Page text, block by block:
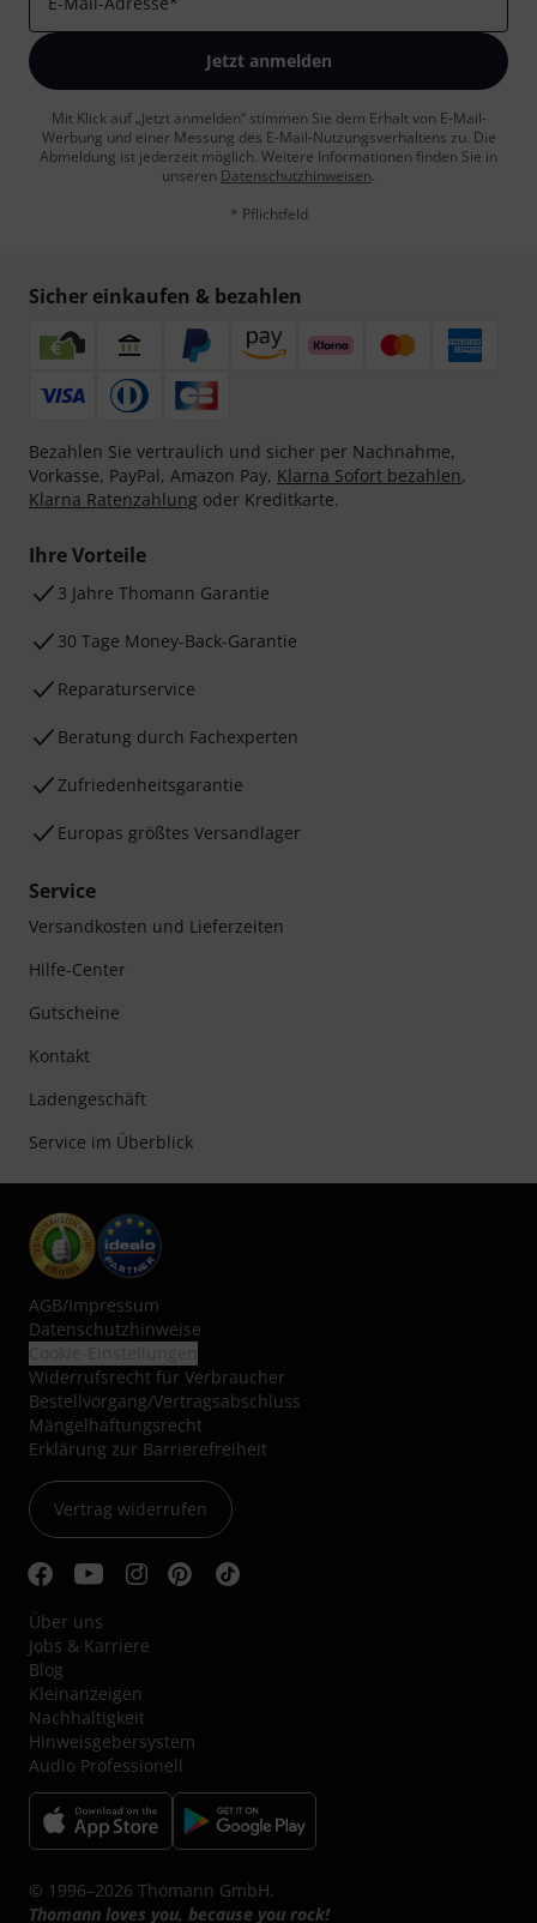
Jetzt anmelden
Mit Klick auf „Jetzt anmelden“ stimmen Sie dem Erhalt von E-Mail-
Werbung und einer Messung des E-Mail-Nutzungsverhaltens zu. Die
Abmeldung ist jederzeit möglich. Weitere Informationen finden Sie in
unseren Datenschutzhinweisen.
* Pflichtfeld
Sicher einkaufen & bezahlen
Bezahlen Sie vertraulich und sicher per Nachnahme,
Vorkasse, PayPal, Amazon Pay, Klarna Sofort bezahlen,
Klarna Ratenzahlung oder Kreditkarte.
Ihre Vorteile
3 Jahre Thomann Garantie
30 Tage Money-Back-Garantie
Reparaturservice
Beratung durch Fachexperten
Zufriedenheitsgarantie
Europas größtes Versandlager
Service
Versandkosten und Lieferzeiten
Hilfe-Center
Gutscheine
Kontakt
Ladengeschäft
Service im Überblick
AGB/Impressum
Datenschutzhinweise
Widerrufsrecht für Verbraucher
Bestellvorgang/Vertragsabschluss
Mängelhaftungsrecht
Erklärung zur Barrierefreiheit
Vertrag widerrufen
Über uns
Jobs & Karriere
Blog
Kleinanzeigen
Nachhaltigkeit
Hinweisgebersystem
Audio Professionell
© 1996–2026 Thomann GmbH.
Thomann loves you, because you rock!